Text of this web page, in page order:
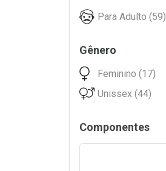
Para Adulto (59)
Gênero
Feminino (17)
Unissex (44)
Componentes